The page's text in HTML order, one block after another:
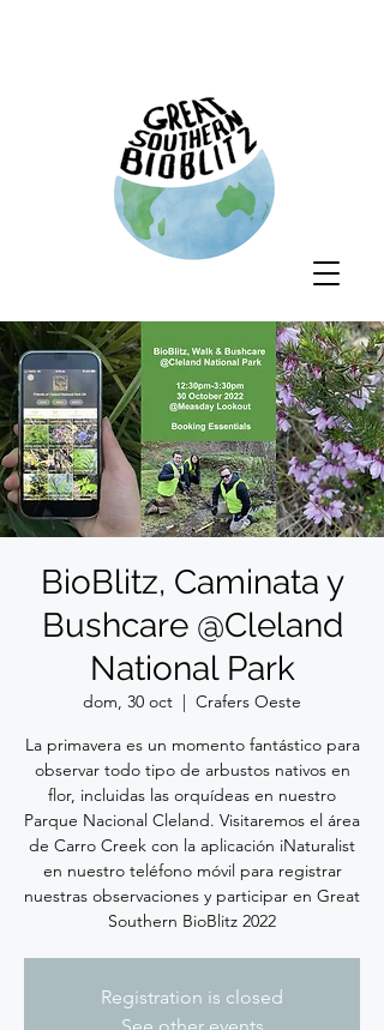
BioBlitz, Caminata y
Bushcare @Cleland
National Park
dom, 30 oct
  |
Crafers Oeste
La primavera es un momento fantástico para
observar todo tipo de arbustos nativos en
flor, incluidas las orquídeas en nuestro
Parque Nacional Cleland. Visitaremos el área
de Carro Creek con la aplicación iNaturalist
en nuestro teléfono móvil para registrar
nuestras observaciones y participar en Great
Southern BioBlitz 2022
Registration is closed